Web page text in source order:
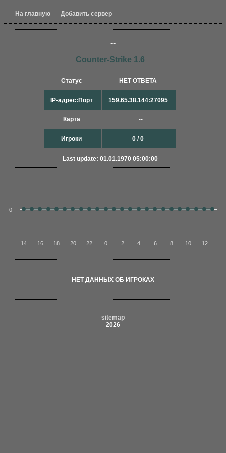
На главную Добавить сервер
--
Counter-Strike 1.6
Статус
IP-адрес:Порт
Карта
Игроки
НЕТ ОТВЕТА
159.65.38.144:27095
--
0 / 0
Last update: 01.01.1970 05:00:00
14 16 18 20 22 0 2 4 6 8 10 12
0
НЕТ ДАННЫХ ОБ ИГРОКАХ
sitemap
2026